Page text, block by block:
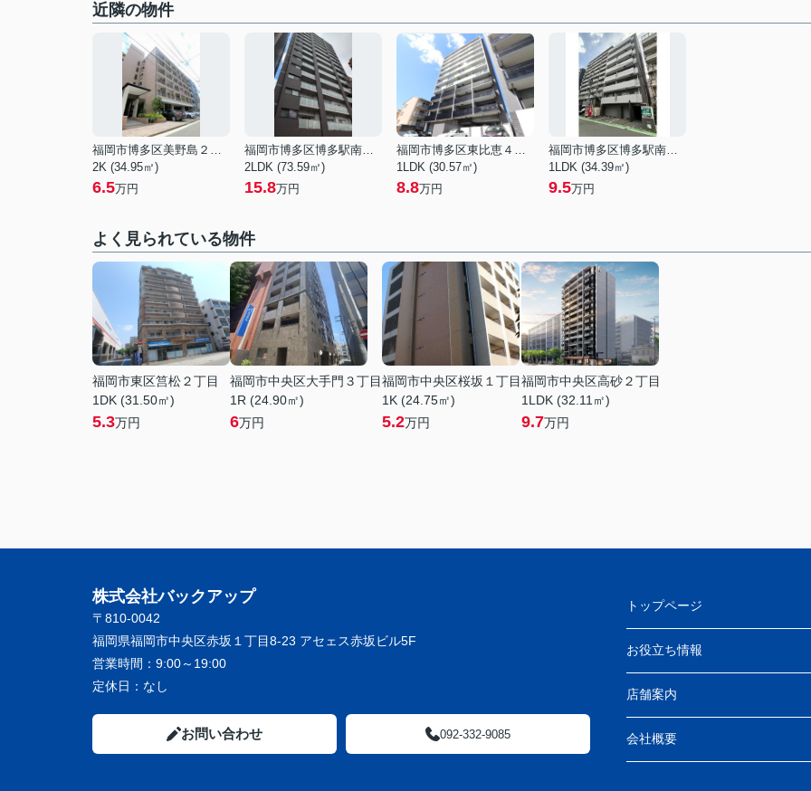
近隣の物件
福岡市博多区美野島２丁目
2K (34.95㎡)
6.5万円
福岡市博多区博多駅南２丁目
2LDK (73.59㎡)
15.8万円
福岡市博多区東比恵４丁目
1LDK (30.57㎡)
8.8万円
福岡市博多区博多駅南３丁目
1LDK (34.39㎡)
9.5万円
よく見られている物件
福岡市東区筥松２丁目
1DK (31.50㎡)
5.3万円
福岡市中央区大手門３丁目
1R (24.90㎡)
6万円
福岡市中央区桜坂１丁目
1K (24.75㎡)
5.2万円
福岡市中央区高砂２丁目
1LDK (32.11㎡)
9.7万円
株式会社バックアップ
〒810-0042
福岡県福岡市中央区赤坂１丁目8-23 アセェス赤坂ビル5F
営業時間： 9:00～19:00
定休日： なし
お問い合わせ 092-332-9085
トップページ
お役立ち情報
店舗案内
会社概要